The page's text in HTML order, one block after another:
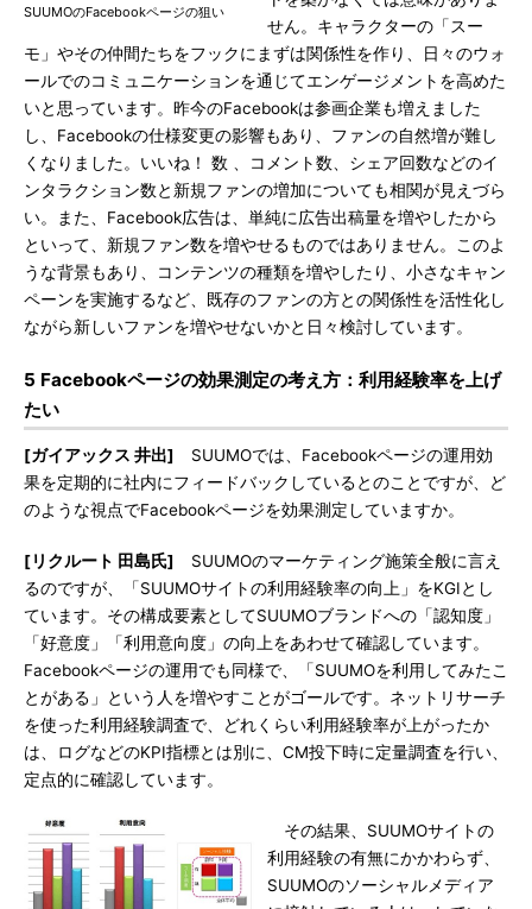
SUUMOのFacebookページの狙い
せん。キャラクターの「スー
モ」やその仲間たちをフックにまずは関係性を作り、日々のウォ
ールでのコミュニケーションを通じてエンゲージメントを高めた
いと思っています。昨今のFacebookは参画企業も増えました
し、Facebookの仕様変更の影響もあり、ファンの自然増が難し
くなりました。いいね！ 数 、コメント数、シェア回数などのイ
ンタラクション数と新規ファンの増加についても相関が見えづら
い。また、Facebook広告は、単純に広告出稿量を増やしたから
といって、新規ファン数を増やせるものではありません。このよ
うな背景もあり、コンテンツの種類を増やしたり、小さなキャン
ペーンを実施するなど、既存のファンの方との関係性を活性化し
ながら新しいファンを増やせないかと日々検討しています。
5 Facebookページの効果測定の考え方：利用経験率を上げ
たい
[ガイアックス 井出]
SUUMOでは、Facebookページの運用効
果を定期的に社内にフィードバックしているとのことですが、ど
のような視点でFacebookページを効果測定していますか。
[リクルート 田島氏]
SUUMOのマーケティング施策全般に言え
るのですが、「SUUMOサイトの利用経験率の向上」をKGIとし
ています。その構成要素としてSUUMOブランドへの「認知度」
「好意度」「利用意向度」の向上をあわせて確認しています。
Facebookページの運用でも同様で、「SUUMOを利用してみたこ
とがある」という人を増やすことがゴールです。ネットリサーチ
を使った利用経験調査で、どれくらい利用経験率が上がったか
は、ログなどのKPI指標とは別に、CM投下時に定量調査を行い、
定点的に確認しています。
その結果、SUUMOサイトの
利用経験の有無にかかわらず、
SUUMOのソーシャルメディア